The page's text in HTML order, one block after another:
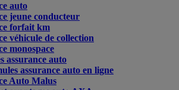
auto
jeune conducteur
forfait km
véhicule de collection
monospace
assurance auto
assurance auto en ligne
Auto Malus